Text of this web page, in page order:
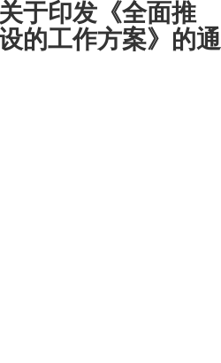
于印发《全面推
的工作方案》的通